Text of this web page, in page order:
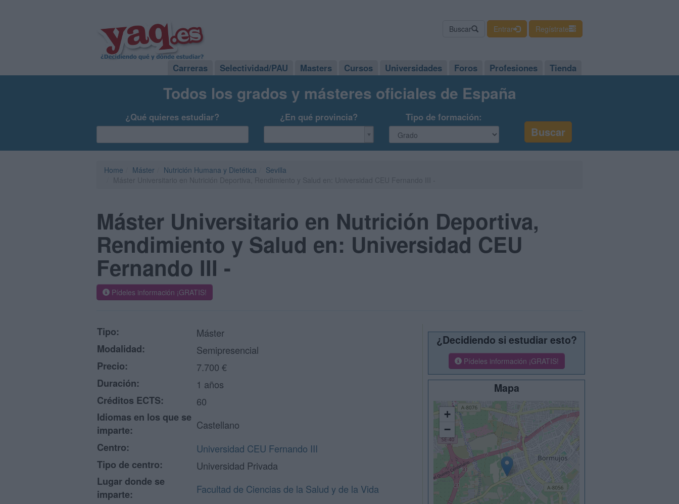
Buscar Entrar Regístrate
Carreras Selectividad/PAU Masters Cursos Universidades Foros Profesiones Tienda
Todos los grados y másteres oficiales de España
¿Qué quieres estudiar? ¿En qué provincia? Tipo de formación:
Home Máster Nutrición Humana y Dietética
Sevilla
Máster Universitario en Nutrición Deportiva,
Rendimiento y Salud en: Universidad CEU
Fernando III -
Pídeles información ¡GRATIS!
Tipo:
Máster
Modalidad:
Semipresencial
Precio:
7.700 €
Duración:
1 años
Créditos ECTS:
60
Idiomas en los que se
imparte:
Castellano
Centro:
Universidad CEU Fernando III
Tipo de centro:
Universidad Privada
Lugar donde se
imparte:
Facultad de Ciencias de la Salud y de la Vida
¿Decidiendo si estudiar esto?
Pídeles información ¡GRATIS!
Mapa
+
−